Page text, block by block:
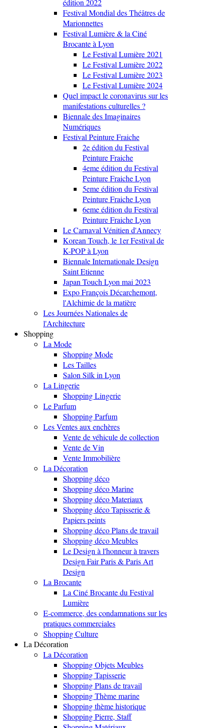
édition 2022
Festival Mondial des Théâtres de
Marionnettes
Festival Lumière & la Ciné
Brocante à Lyon
Le Festival Lumière 2021
Le Festival Lumière 2022
Le Festival Lumière 2023
Le Festival Lumière 2024
Quel impact le coronavirus sur les
manifestations culturelles ?
Biennale des Imaginaires
Numériques
Festival Peinture Fraiche
2e édition du Festival
Peinture Fraiche
4eme édition du Festival
Peinture Fraiche Lyon
5eme édition du Festival
Peinture Fraiche Lyon
6eme édition du Festival
Peinture Fraiche Lyon
Le Carnaval Vénitien d'Annecy
Korean Touch, le 1er Festival de
K-POP à Lyon
Biennale Internationale Design
Saint Etienne
Japan Touch Lyon mai 2023
Expo François Décarchemont,
l'Alchimie de la matière
Les Journées Nationales de
l'Architecture
Shopping
La Mode
Shopping Mode
Les Tailles
Salon Silk in Lyon
La Lingerie
Shopping Lingerie
Le Parfum
Shopping Parfum
Les Ventes aux enchères
Vente de véhicule de collection
Vente de Vin
Vente Immobilière
La Décoration
Shopping déco
Shopping déco Marine
Shopping déco Materiaux
Shopping déco Tapisserie &
Papiers peints
Shopping déco Plans de travail
Shopping déco Meubles
Le Design à l'honneur à travers
Design Fair Paris & Paris Art
Design
La Brocante
La Ciné Brocante du Festival
Lumière
E-commerce, des condamnations sur les
pratiques commerciales
Shopping Culture
La Décoration
La Décoration
Shopping Objets Meubles
Shopping Tapisserie
Shopping Plans de travail
Shopping Thème marine
Shopping thème historique
Shopping Pierre, Staff